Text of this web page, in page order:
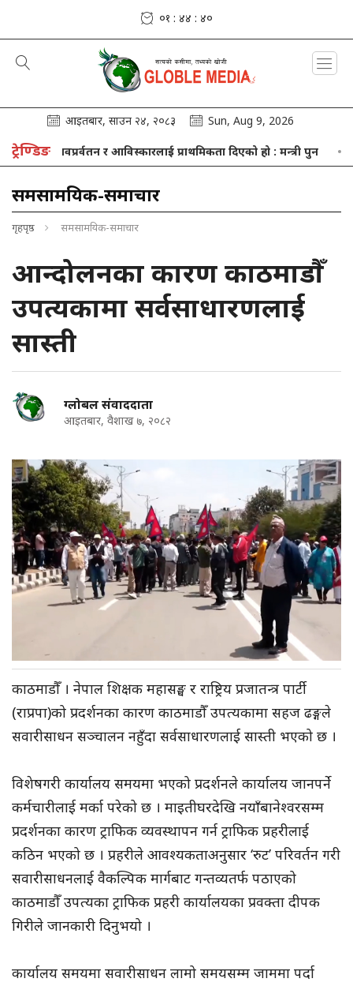
०१ : ४४ : ४१
आइतबार, साउन २४, २०८३ Sun, Aug 9, 2026
ट्रेण्डिङ
नवप्रर्वतन र आविस्कारलाई प्राथमिकता दिएको हो : मन्त्री पुन आज
समसामयिक-समाचार
गृहपृष्ठ समसामयिक-समाचार
आन्दोलनका कारण काठमाडौँ
उपत्यकामा सर्वसाधारणलाई
सास्ती
ग्लोबल संवाददाता
आइतबार, वैशाख ७, २०८२
काठमाडौँ । नेपाल शिक्षक महासङ्घ र राष्ट्रिय प्रजातन्त्र पार्टी
(राप्रपा)को प्रदर्शनका कारण काठमाडौँ उपत्यकामा सहज ढङ्गले
सवारीसाधन सञ्चालन नहुँदा सर्वसाधारणलाई सास्ती भएको छ ।
विशेषगरी कार्यालय समयमा भएको प्रदर्शनले कार्यालय जानपर्ने
कर्मचारीलाई मर्का परेको छ । माइतीघरदेखि नयाँबानेश्वरसम्म
प्रदर्शनका कारण ट्राफिक व्यवस्थापन गर्न ट्राफिक प्रहरीलाई
कठिन भएको छ । प्रहरीले आवश्यकताअनुसार ‘रुट’ परिवर्तन गरी
सवारीसाधनलाई वैकल्पिक मार्गबाट गन्तव्यतर्फ पठाएको
काठमाडौँ उपत्यका ट्राफिक प्रहरी कार्यालयका प्रवक्ता दीपक
गिरीले जानकारी दिनुभयो ।
कार्यालय समयमा सवारीसाधन लामो समयसम्म जाममा पर्दा